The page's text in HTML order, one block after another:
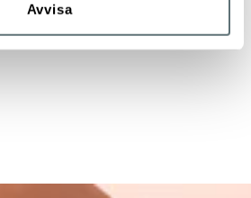
Avvisa